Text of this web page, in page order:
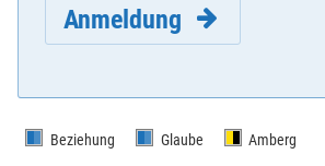
Anmeldung
Beziehung Glaube Amberg